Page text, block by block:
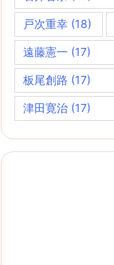
戸次重幸 (18)
遠藤憲一 (17)
板尾創路 (17)
津田寛治 (17)